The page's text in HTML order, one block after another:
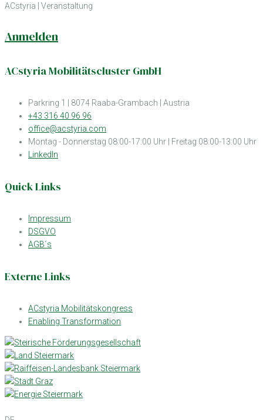
ACstyria | Veranstaltung
Anmelden
ACstyria Mobilitätscluster GmbH
Parkring 1 | 8074 Raaba-Grambach | Austria
+43 316 40 96 96
office@acstyria.com
Montag - Donnerstag 08:00-17:00 Uhr | Freitag 08:00-13:00 Uhr
LinkedIn
Quick Links
Impressum
DSGVO
AGB´s
Externe Links
ACstyria Mobilitätskongress
Enabling Transformation